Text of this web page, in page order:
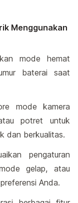
Menggunakan
mode hemat
baterai saat
mode kamera
potret untuk
dan berkualitas.
pengaturan
gelap, atau
Anda.